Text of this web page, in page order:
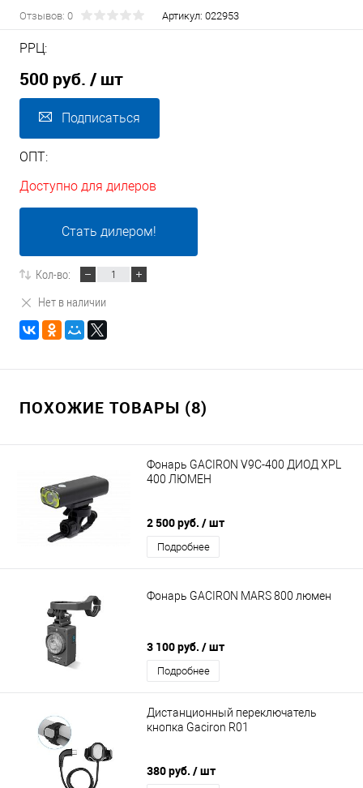
Отзывов: 0 Артикул: 022953
РРЦ:
500 руб. / шт
Подписаться
ОПТ:
Доступно для дилеров
Стать дилером!
Кол-во:
Нет в наличии
ПОХОЖИЕ ТОВАРЫ (8)
Фонарь GACIRON V9C-400 ДИОД XPL
400 ЛЮМЕН
2 500 руб. / шт
Подробнее
Фонарь GACIRON MARS 800 люмен
3 100 руб. / шт
Подробнее
Дистанционный переключатель
кнопка Gaciron R01
380 руб. / шт